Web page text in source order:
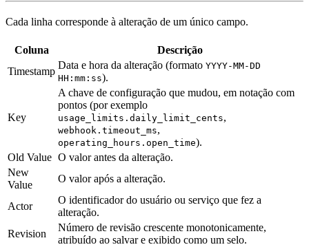
Cada linha corresponde à alteração de um único campo.
Coluna
Descrição
Timestamp
Data e hora da alteração (formato YYYY-MM-DD
HH:mm:ss).
Key
A chave de configuração que mudou, em notação com
pontos (por exemplo
usage_limits.daily_limit_cents,
webhook.timeout_ms,
operating_hours.open_time).
Old Value O valor antes da alteração.
New
Value
O valor após a alteração.
Actor
O identificador do usuário ou serviço que fez a
alteração.
Revision
Número de revisão crescente monotonicamente,
atribuído ao salvar e exibido como um selo.